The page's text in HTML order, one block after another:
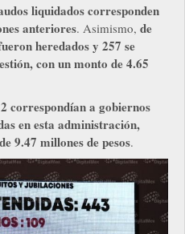
liquidados corresponden
anteriores. Asimismo, de
heredados y 257 se
con un monto de 4.65
correspondían a gobiernos
en esta administración,
9.47 millones de pesos.